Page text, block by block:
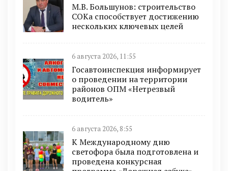
М.В. Большунов: строительство
СОКа способствует достижению
нескольких ключевых целей
6 августа 2026, 11:55
Госавтоинспекция информирует
о проведении на территории
районов ОПМ «Нетрезвый
водитель»
6 августа 2026, 8:55
К Международному дню
светофора была подготовлена и
проведена конкурсная